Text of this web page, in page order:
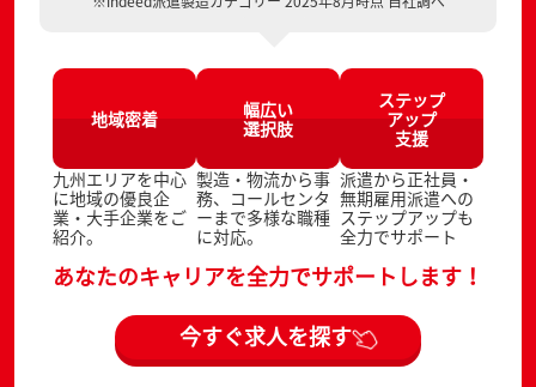
地域密着
九州エリアを中心
に地域の優良企
業・大手企業をご
紹介。
幅広い
選択肢
製造・物流から事
務、コールセンタ
ーまで多様な職種
に対応。
ステップ
アップ
支援
派遣から正社員・
無期雇用派遣への
ステップアップも
全力でサポート
あなたのキャリアを全力でサポートします！
今すぐ求人を探す